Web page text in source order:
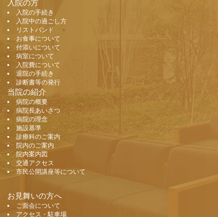
入院の方
入院の手続き
入院中の過ごし方
リストバンド
お食事について
付添いについて
病室について
入院費について
退院の手続き
診断書等の発行
当院の紹介
病院の概要
病院長あいさつ
病院の理念
施設基準
診療科のご案内
院内のご案内
院内案内図
交通アクセス
市民公開講座等について
お見舞いの方へ
ご面会について
アクセス・駐車場